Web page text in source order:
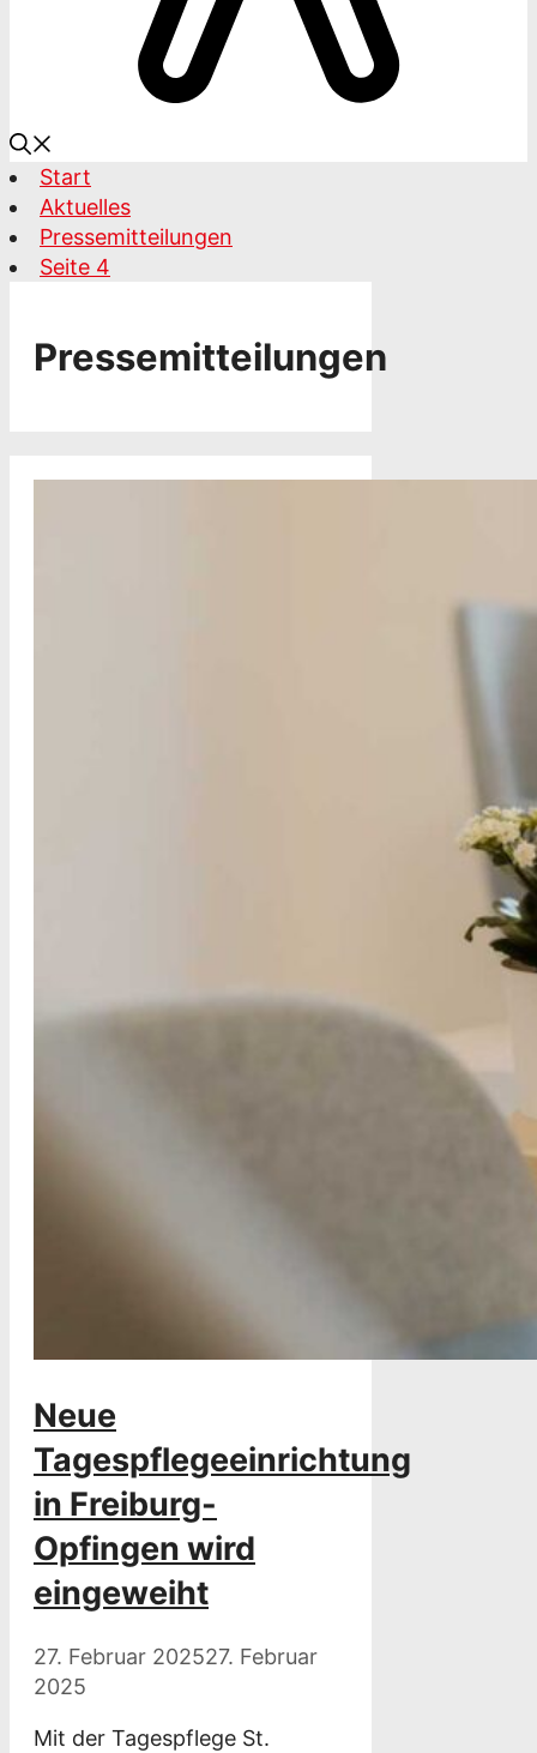
Start
Aktuelles
Pressemitteilungen
Seite 4
Pressemitteilungen
Neue
Tagespflegeeinrichtung
in Freiburg-
Opfingen wird
eingeweiht
27. Februar 202527. Februar
2025
Mit der Tagespflege St.